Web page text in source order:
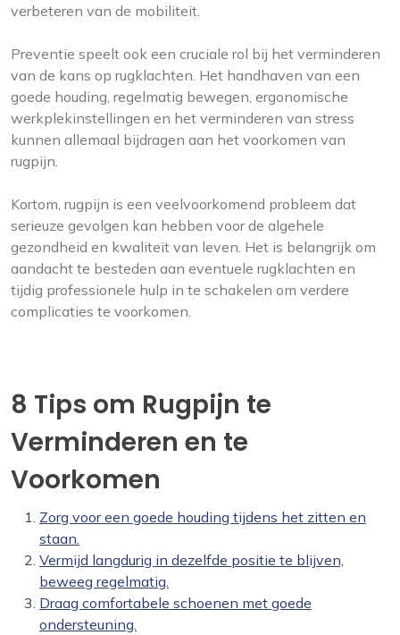
verbeteren van de mobiliteit.
Preventie speelt ook een cruciale rol bij het verminderen
van de kans op rugklachten. Het handhaven van een
goede houding, regelmatig bewegen, ergonomische
werkplekinstellingen en het verminderen van stress
kunnen allemaal bijdragen aan het voorkomen van
rugpijn.
Kortom, rugpijn is een veelvoorkomend probleem dat
serieuze gevolgen kan hebben voor de algehele
gezondheid en kwaliteit van leven. Het is belangrijk om
aandacht te besteden aan eventuele rugklachten en
tijdig professionele hulp in te schakelen om verdere
complicaties te voorkomen.
8 Tips om Rugpijn te
Verminderen en te
Voorkomen
Zorg voor een goede houding tijdens het zitten en
staan.
Vermijd langdurig in dezelfde positie te blijven,
beweeg regelmatig.
Draag comfortabele schoenen met goede
ondersteuning.